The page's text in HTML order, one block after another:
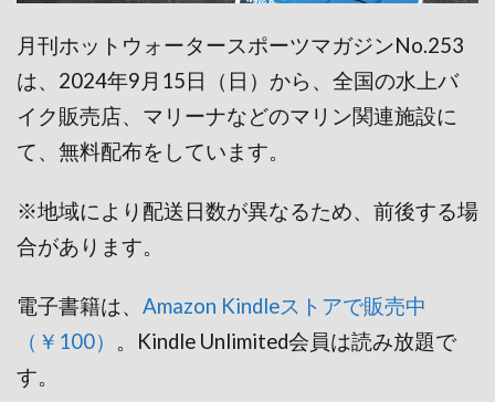
月刊ホットウォータースポーツマガジンNo.253
は、2024年9月15日（日）から、全国の水上バ
イク販売店、マリーナなどのマリン関連施設に
て、無料配布をしています。
※地域により配送日数が異なるため、前後する場
合があります。
電子書籍は、 Amazon Kindleストアで販売中
（￥100） 。Kindle Unlimited会員は読み放題で
す。